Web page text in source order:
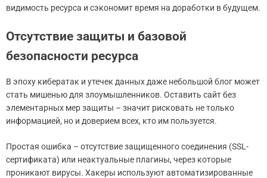
видимость ресурса и сэкономит время на доработки в будущем.
Отсутствие защиты и базовой
безопасности ресурса
В эпоху кибератак и утечек данных даже небольшой блог может
стать мишенью для злоумышленников. Оставить сайт без
элементарных мер защиты – значит рисковать не только
информацией, но и доверием всех, кто им пользуется.
Простая ошибка – отсутствие защищенного соединения (SSL-
сертификата) или неактуальные плагины, через которые
проникают вирусы. Хакеры используют автоматизированные